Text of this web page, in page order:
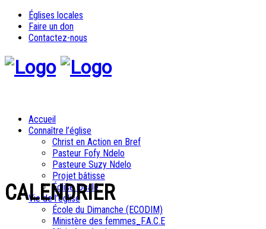
Églises locales
Faire un don
Contactez-nous
Accueil
Connaître l’église
Christ en Action en Bref
Pasteur Fofy Ndelo
Pasteure Suzy Ndelo
Projet bâtisse
Église locale
Vie de l’église
École du Dimanche (ECODIM)
Ministère des femmes_F.A.C.E